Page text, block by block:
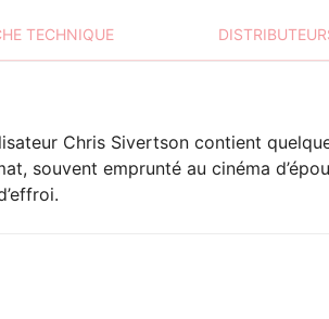
TECHNIQUE
Chris Sivertson contient
souvent emprunté au cinéma